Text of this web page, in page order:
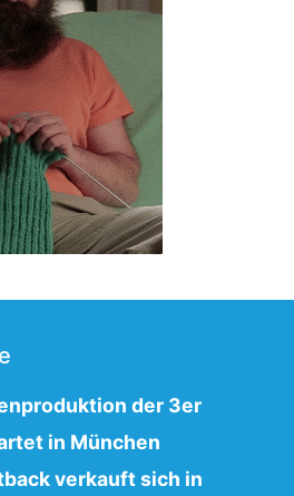
der 3er
in München
verkauft sich in